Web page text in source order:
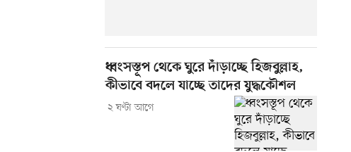
ধ্বংসস্তূপ থেকে ঘুরে দাঁড়াচ্ছে হিজবুল্লাহ,
কীভাবে বদলে যাচ্ছে তাদের যুদ্ধকৌশল
২ ঘণ্টা আগে